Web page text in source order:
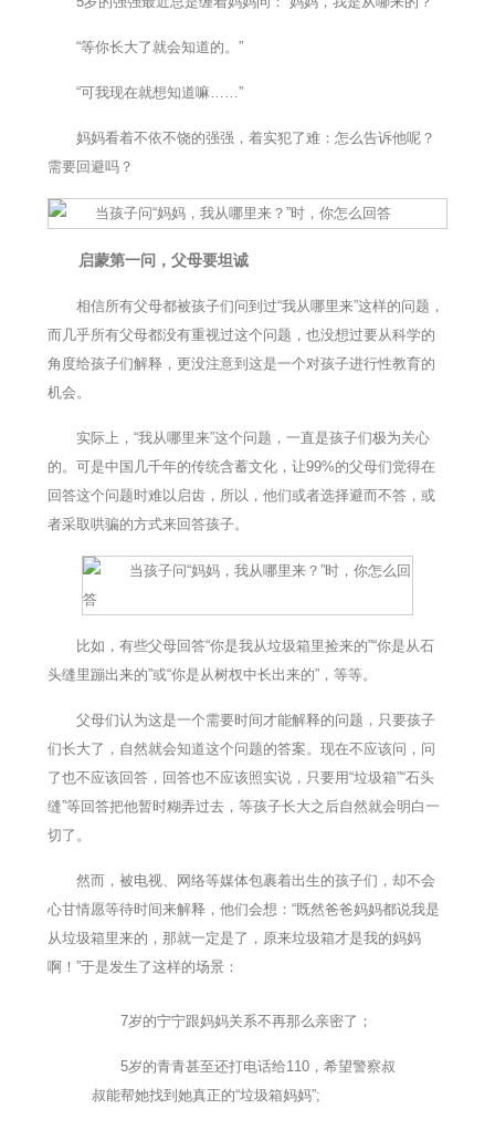
“等你长大了就会知道的。”
“可我现在就想知道嘛……”
妈妈看着不依不饶的强强，着实犯了难：怎么告诉他呢？
需要回避吗？
启蒙第一问，父母要坦诚
相信所有父母都被孩子们问到过“我从哪里来”这样的问题，
而几乎所有父母都没有重视过这个问题，也没想过要从科学的
角度给孩子们解释，更没注意到这是一个对孩子进行性教育的
机会。
实际上，“我从哪里来”这个问题，一直是孩子们极为关心
的。可是中国几千年的传统含蓄文化，让99%的父母们觉得在
回答这个问题时难以启齿，所以，他们或者选择避而不答，或
者采取哄骗的方式来回答孩子。
比如，有些父母回答“你是我从垃圾箱里捡来的”“你是从石
头缝里蹦出来的”或“你是从树杈中长出来的”，等等。
父母们认为这是一个需要时间才能解释的问题，只要孩子
们长大了，自然就会知道这个问题的答案。现在不应该问，问
了也不应该回答，回答也不应该照实说，只要用“垃圾箱”“石头
缝”等回答把他暂时糊弄过去，等孩子长大之后自然就会明白一
切了。
然而，被电视、网络等媒体包裹着出生的孩子们，却不会
心甘情愿等待时间来解释，他们会想：“既然爸爸妈妈都说我是
从垃圾箱里来的，那就一定是了，原来垃圾箱才是我的妈妈
啊！”于是发生了这样的场景：
7岁的宁宁跟妈妈关系不再那么亲密了；
5岁的青青甚至还打电话给110，希望警察叔
叔能帮她找到她真正的“垃圾箱妈妈”;